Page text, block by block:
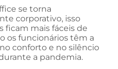
se torna
corporativo, isso
ficam mais fáceis de
os funcionários têm a
conforto e no silêncio
a pandemia.